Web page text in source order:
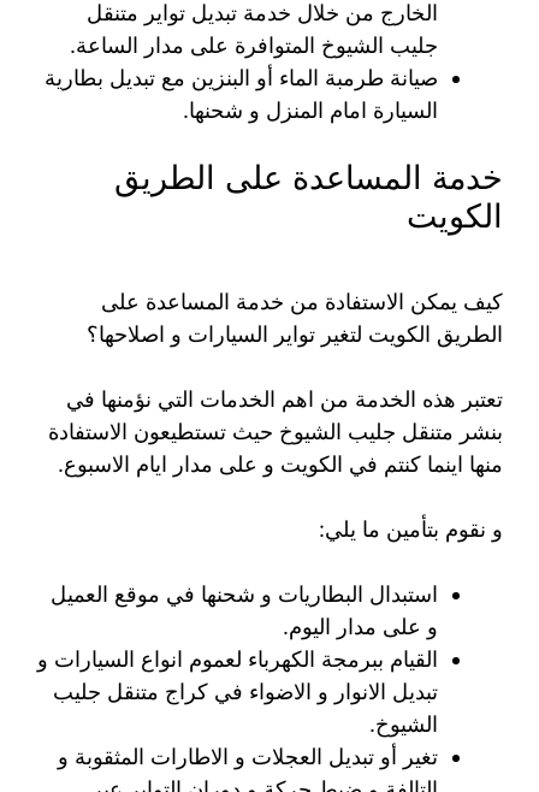
الخارج من خلال خدمة تبديل تواير متنقل
جليب الشيوخ المتوافرة على مدار الساعة.
صيانة طرمبة الماء أو البنزين مع تبديل بطارية
السيارة امام المنزل و شحنها.
خدمة المساعدة على الطريق
الكويت
كيف يمكن الاستفادة من خدمة المساعدة على
الطريق الكويت لتغير تواير السيارات و اصلاحها؟
تعتبر هذه الخدمة من اهم الخدمات التي نؤمنها في
بنشر متنقل جليب الشيوخ حيث تستطيعون الاستفادة
منها اينما كنتم في الكويت و على مدار ايام الاسبوع.
و نقوم بتأمين ما يلي:
استبدال البطاريات و شحنها في موقع العميل
و على مدار اليوم.
القيام ببرمجة الكهرباء لعموم انواع السيارات و
تبديل الانوار و الاضواء في كراج متنقل جليب
الشيوخ.
تغير أو تبديل العجلات و الاطارات المثقوبة و